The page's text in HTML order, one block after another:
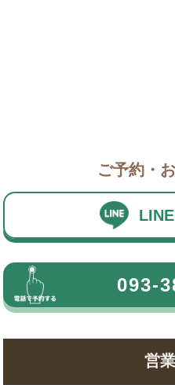
ご予約・
093-
営